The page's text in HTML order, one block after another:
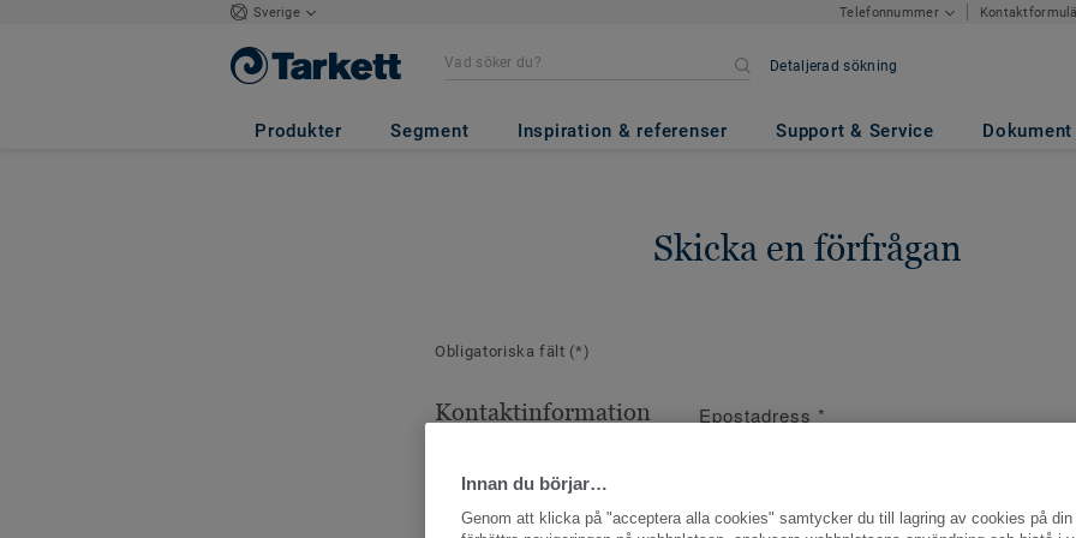
Sverige Telefonnummer
Detaljerad sökning
Produkter Segment Inspiration & referenser Support & Service Dokument
Skicka en förfrågan
Obligatoriska fält (*)
Kontaktinformation Epostadress *
Innan du börjar…
Genom att klicka på "acceptera alla cookies" samtycker du till lagring av cookies på